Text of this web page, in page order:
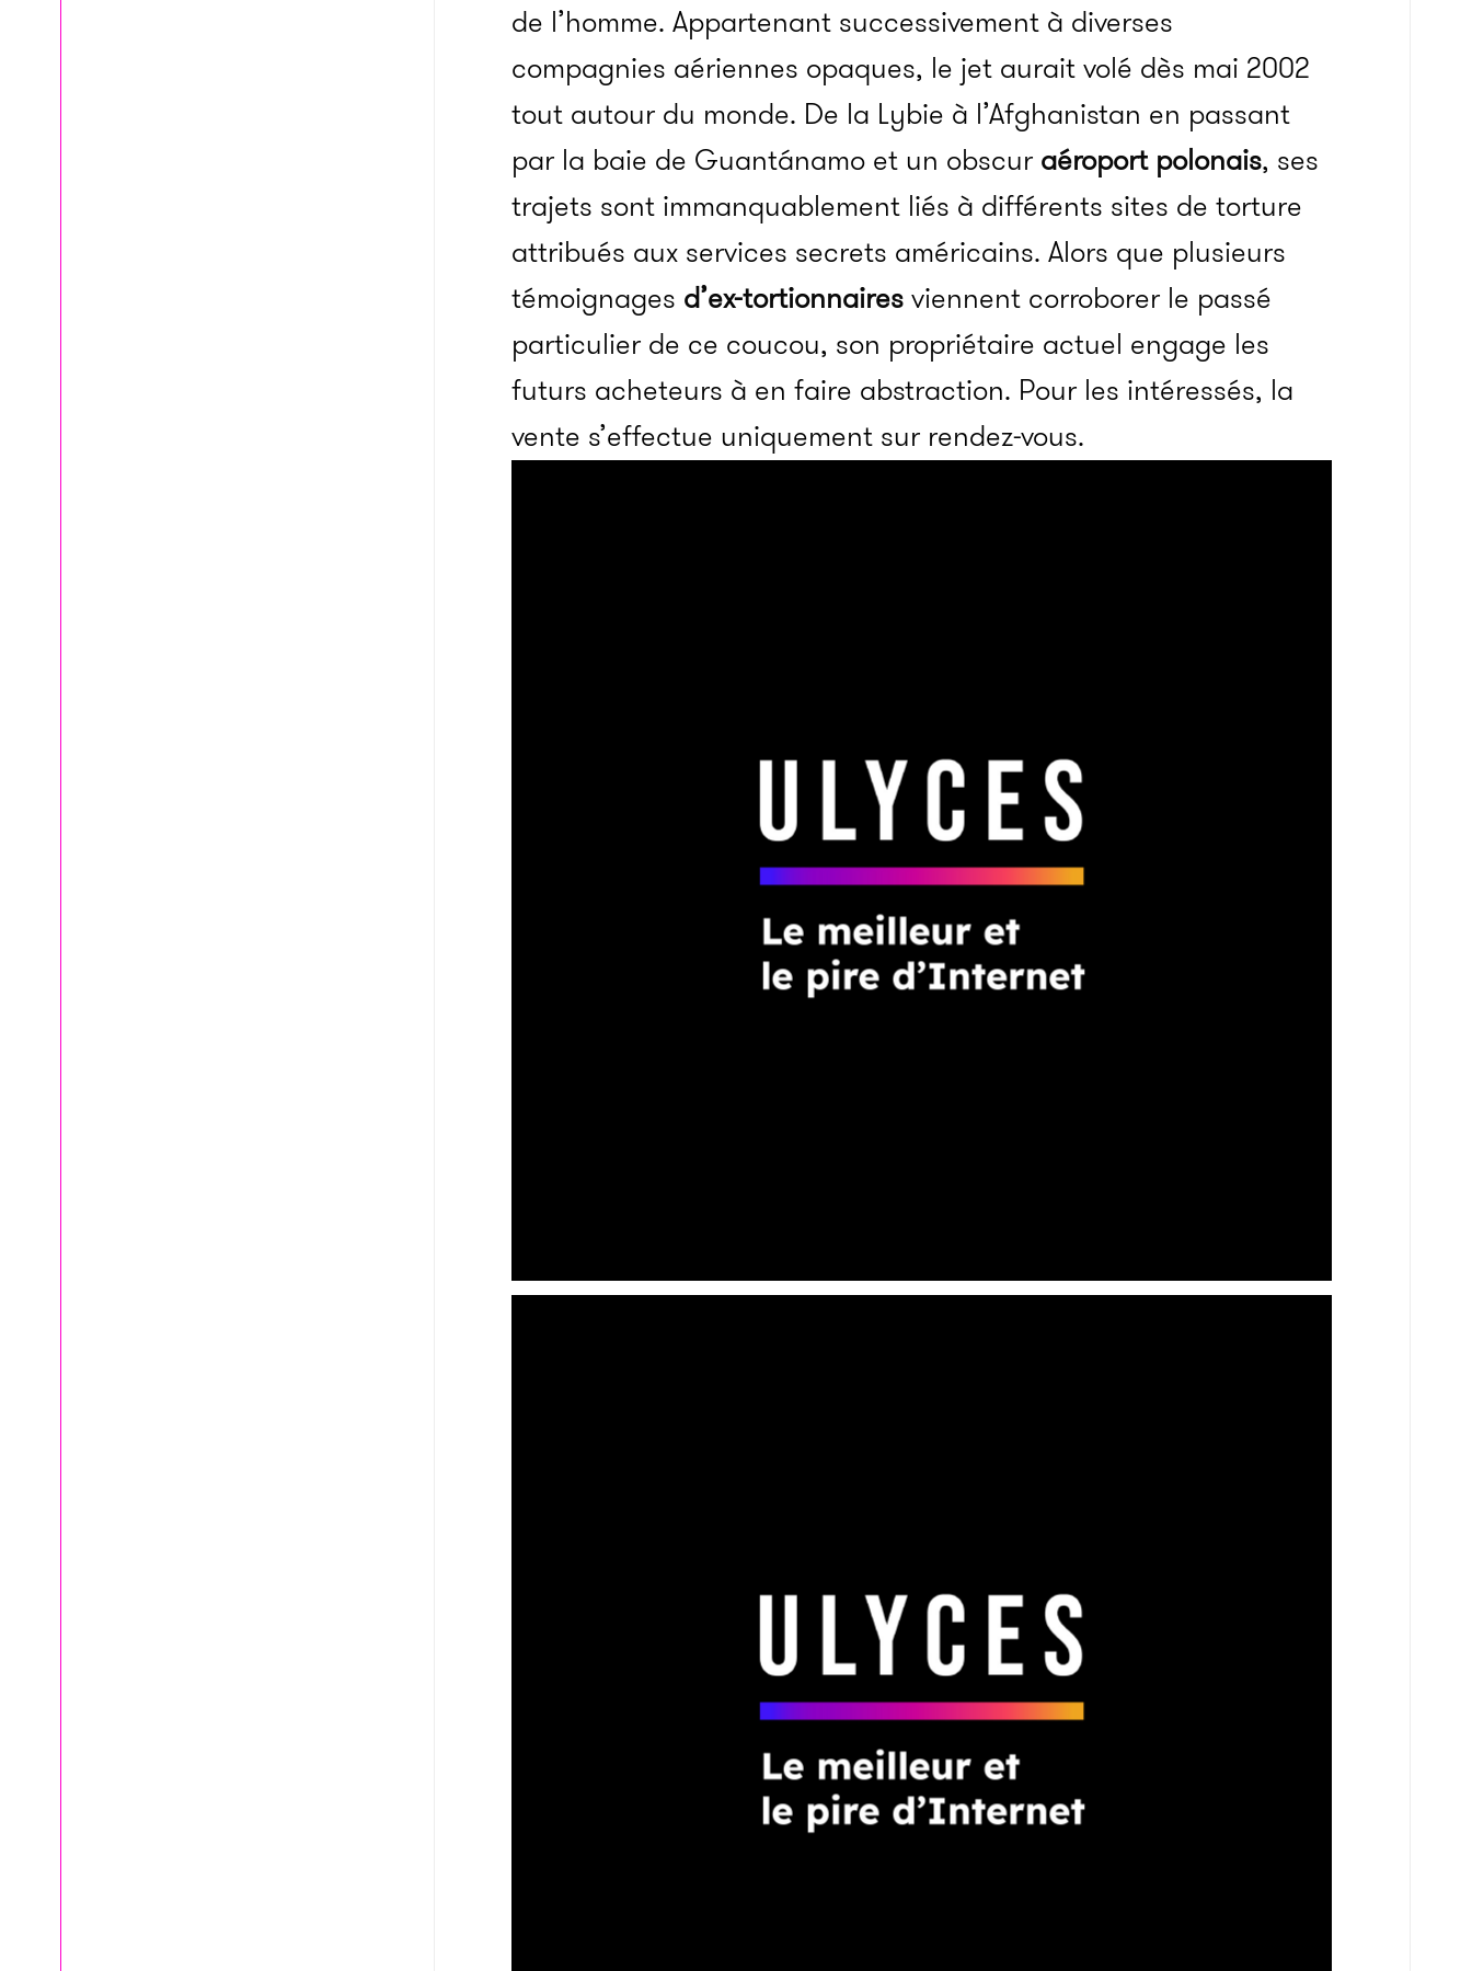
de l’homme. Appartenant successivement à diverses
compagnies aériennes opaques, le jet aurait volé dès mai 2002
tout autour du monde. De la Lybie à l’Afghanistan en passant
par la baie de Guantánamo et un obscur aéroport polonais, ses
trajets sont immanquablement liés à différents sites de torture
attribués aux services secrets américains. Alors que plusieurs
témoignages d’ex-tortionnairesviennent corroborer le passé
particulier de ce coucou, son propriétaire actuel engage les
futurs acheteurs à en faire abstraction. Pour les intéressés, la
vente s’effectue uniquement sur rendez-vous.